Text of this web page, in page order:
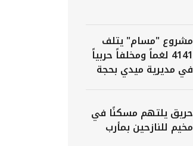
مشروع "مسام" يتلف
4141 لغماً ومخلفاً حربياً
في مديرية ميدي بحجة
حريق يلتهم مسكنًا في
مخيم للنازحين بمأرب